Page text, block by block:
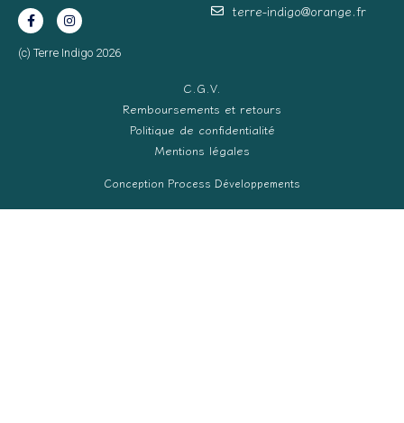
(c) Terre Indigo 2026
terre-indigo@orange.fr
C.G.V.
Remboursements et retours
Politique de confidentialité
Mentions légales
Conception Process Développements